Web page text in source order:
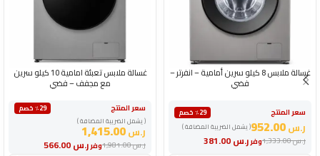
غسالة ملابس 8 كيلو سرين أمامية – انفرتر –
فضي
سعر المنتج
٪29 خصم
( يشمل الضريبة المضافة )
ر.س
وفرر.س ر.س1,333.00
غسالة ملابس تعبئة امامية 10 كيلو سرين
مع مجفف – فضي
سعر المنتج
٪29 خصم
( يشمل الضريبة المضافة )
ر.س1,415.00
وفرر.س ر.س1,981.00